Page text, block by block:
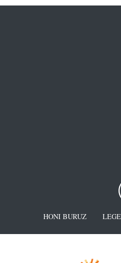
HONI BURUZ